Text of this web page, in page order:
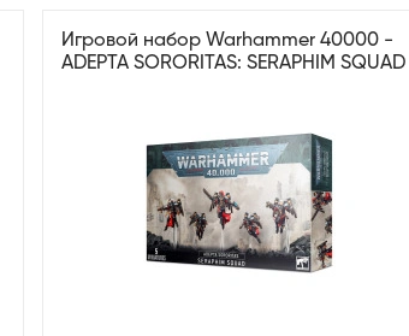
Игровой набор Warhammer 40000 -
ADEPTA SORORITAS: SERAPHIM SQUAD